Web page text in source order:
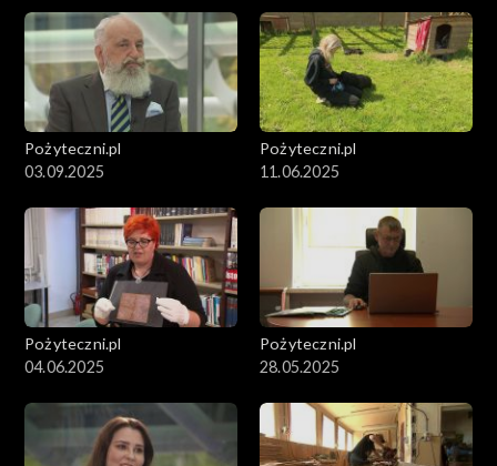
Pożyteczni.pl
03.09.2025
Pożyteczni.pl
11.06.2025
Pożyteczni.pl
04.06.2025
Pożyteczni.pl
28.05.2025